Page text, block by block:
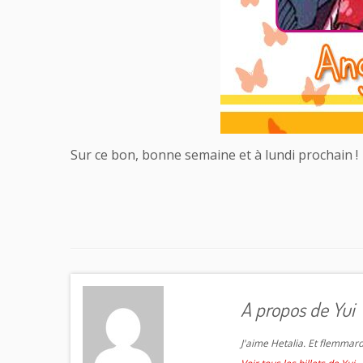
Sur ce bon, bonne semaine et à lundi prochain !
A propos de Yui
J'aime Hetalia. Et